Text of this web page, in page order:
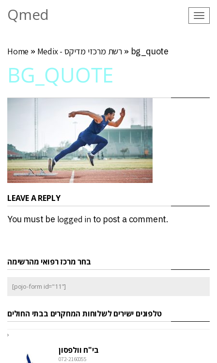
Qmed
Home » Medix - רשת מרכזי מדיקס » bg_quote
BG_QUOTE
LEAVE A REPLY
You must be logged in to post a comment.
בחר מרכז רפואי מהרשימה
[pojo-form id="11"]
טלפונים ישירים לשלוחות המחקרים בבתי החולים
בי"ח וולפסון
072-2160055